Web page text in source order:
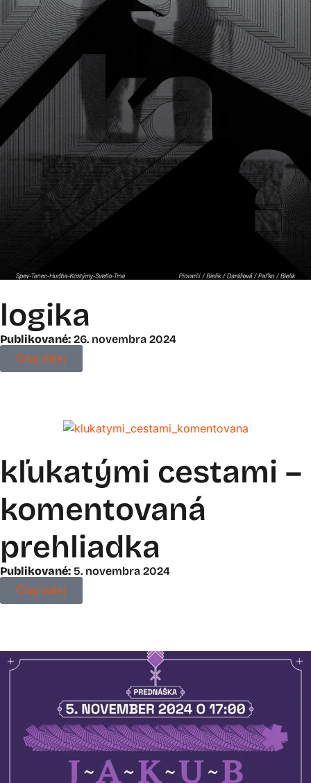
logika
Publikované: 26. novembra 2024
Čítaj ďalej
kľukatými cestami –
komentovaná
prehliadka
Publikované: 5. novembra 2024
Čítaj ďalej